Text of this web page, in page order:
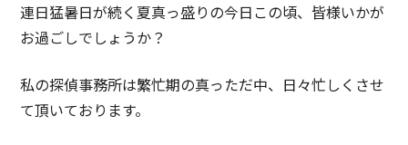
連日猛暑日が続く夏真っ盛りの今日この頃、皆様いかが
お過ごしでしょうか？
私の探偵事務所は繁忙期の真っただ中、日々忙しくさせ
て頂いております。